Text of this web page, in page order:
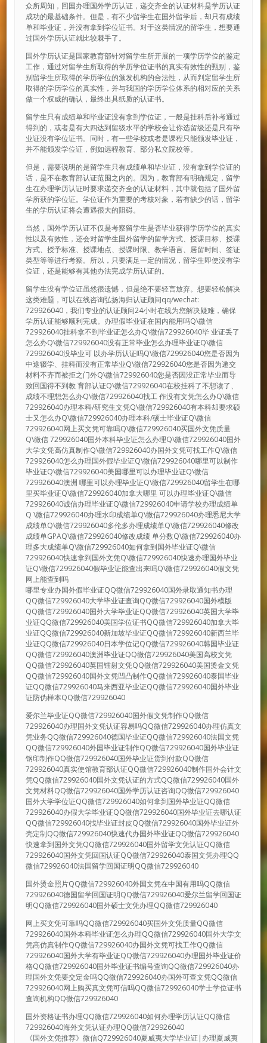
众所周知，回国办理国外学历认证，递交齐全的认证材料是学历认证
成功的最基础条件。但是，有不少留学生在国外留学后，却只有成绩
单和毕业证，并没有拿到学位证书。对于这类情况的留学生，想要通
过国外学历认证就比较棘手了。
国外学历认证是国家教育部针对留学生所开展的一项学历学位的鉴定
工作，通过对留学生所取得的学历学位证书的真实有效性的甄别，鉴
别留学生所取得的学历学位的颁发机构的合法性，从而判定留学生所
取得的学历学位的真实性，并与我国的学历学位体系的相对应的关系
做一个权威的确认，最终出具纸质的认证书。
留学生只有成绩单和毕业证没有拿到学位证，一般是挂科后补考通过
得到的，或者是有大四达到留级水平的学校会让你选留级还是只有毕
业证没有学位证书。同时，有一些学校或者是课程只能颁发毕业证，
并不能颁发学位证，例如远程教育、部分私立院校等。
但是，需要说明的是留学生只有成绩单和毕业证，没有拿到学位证的
话，是不在教育部认证范围之内的。因为，教育部有明确规定，留学
生在办理学历认证时要求递交齐全的认证材料，其中就包括了国外留
学所获的学位证。学位证作为重要的考核对象，若有缺少的话，留学
生的学历认证将会遭遇很大的阻碍。
当然，国外学历认证不仅是考察留学生是否毕业获得学历学位的真实
性以及有效性，还会对留学生国外留学的留学方式、授课目标、授课
方式、授予标准、授课地点、授课时限、教学语言、居留时间、签证
类型等等进行考察。所以，只要满足一定的情况，留学生即使没有学
位证，还是能够有其他办法完成学历认证的。
留学生没有学位证虽然很遗憾，但是绝不要轻言放弃。想要轻松解决
这类难题，可以在线咨询弘扬海归认证顾问qq/wechat:
729926040，我们专业的认证顾问24小时在线为您解决疑难，确保
学历认证能够顺利完成。办理假毕业证在国内能用吗Q\微信
729926040挂科拿不到毕业证怎么办Q\微信729926040毕 业证丢了
怎么办Q\微信729926040没有正常毕业怎么办理毕业证Q\微信
729926040没毕业可 以办学历认证吗Q\微信729926040您是否因为
中途辍学、挂科而没有正常毕业Q\微信729926040您是否因为递交
材料不齐而被拒之门外Q\微信729926040您是否因没正常毕业而导
致回国得不到教 育部认证Q\微信729926040在校挂科了不想读了、
成绩不理想怎么办Q\微信729926040找工 作没有文凭怎么办Q\微信
729926040办理本科/研究生文凭Q\微信729926040有本科却要求硕
士又怎么办Q\微信729926040办理本科/硕士毕业证Q\微信
729926040网上买文凭可靠吗Q\微信729926040买国外文凭质量
Q\微信 729926040国外本科毕业证怎么办理Q\微信729926040国外
大学文凭高仿真制作Q\微信729926040办国外文凭可找工作Q\微信
729926040怎么办理国外假毕业证Q\微信729926040哪里可以制作
毕业证Q\微信729926040美国哪里可以办理毕业证Q\微信
729926040澳洲 哪里可以办理毕业证Q\微信729926040留学生在哪
里买毕业证Q\微信729926040加拿大哪里 可以办理毕业证Q\微信
729926040诚信办理毕业证Q\微信729926040申请学校办理成绩单
Q \微信729926040办理水印成绩单Q\微信729926040办理悉尼大学
成绩单Q\微信729926040多伦多办理成绩单Q\微信729926040修改
成绩单GPAQ\微信729926040修改成绩 单分数Q\微信729926040办
理多大成绩单Q\微信729926040如何拿到国外毕业证Q\微信
729926040快速拿到国外文凭Q\微信729926040快速办理国外毕业
证Q\微信729926040假毕业证能查出来吗Q\微信729926040假文凭
网上能查到吗
哪里专业办国外假毕业证QQ微信729926040国外录取通知书办理
QQ微信729926040大学毕业证查询QQ微信729926040国外模版
QQ微信729926040国外大学毕业证QQ微信729926040英国大学毕
业证QQ微信729926040美国学位证书QQ微信729926040加拿大毕
业证QQ微信729926040新加坡毕业证QQ微信729926040新西兰毕
业证QQ微信729926040日本学位记QQ微信729926040韩国毕业证
QQ微信729926040澳洲毕业证QQ微信729926040美国高校文凭
QQ微信729926040英国镭射文凭QQ微信729926040美国烫金文凭
QQ微信729926040国外文凭凹凸制作QQ微信729926040泰国毕业
证QQ微信729926040马来西亚毕业证QQ微信729926040国外毕业
证防伪样本QQ微信729926040
爱尔兰毕业证QQ微信729926040国外假文凭制作QQ微信
729926040办理国外文凭认证容易吗QQ微信729926040办理仿真文
凭业务QQ微信729926040德国毕业证QQ微信729926040法国文凭
QQ微信729926040外国毕业证制作QQ微信729926040国外毕业证
钢印制作QQ微信729926040国外毕业证货到付款QQ微信
729926040真实使馆教育部认证QQ微信729926040制作国外会计文
凭QQ微信729926040国外文凭认证的方式QQ微信729926040国外
文凭材料QQ微信729926040国外学历认证咨询QQ微信729926040
国外大学学位证QQ微信729926040如何拿到国外毕业证QQ微信
729926040办假大学毕业证QQ微信729926040国外毕业证去哪认证
QQ微信729926040找毕业证封皮QQ微信729926040国外毕业证外
壳定制QQ微信729926040快速代办国外毕业证QQ微信729926040
快速拿到国外文凭QQ微信729926040国外留学文凭认证QQ微信
729926040国外文凭回国认证QQ微信729926040泰国文凭办理QQ
微信729926040法国留学回国证明QQ微信729926040
国外烫金照片QQ微信729926040外国文凭在中国有用吗QQ微信
729926040德国留学回国证明QQ微信729926040爱尔兰留学回国证
明QQ微信729926040国外硕士文凭办理QQ微信729926040
网上买文凭可靠吗QQ微信729926040买国外文凭质量QQ微信
729926040国外本科毕业证怎么办理QQ微信729926040国外大学文
凭高仿真制作QQ微信729926040办国外文凭可找工作QQ微信
729926040国外大学有毕业证QQ微信729926040办理国外毕业证价
格QQ微信729926040国外毕业证书编号查询QQ微信729926040办
理国外文凭要交定金吗QQ微信729926040办国外可查文凭QQ微信
729926040网上购买真文凭可信吗QQ微信729926040学士学位证书
查询机构QQ微信729926040
国外资格证书办理QQ微信729926040如何办理学历认证QQ微信
729926040海外文凭认证办理QQ微信729926040
《国外文凭推荐》微信Q729926040夏威夷大学毕业证|办理夏威夷